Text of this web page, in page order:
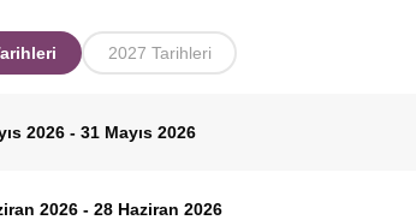
2027 Tarihleri
2026 - 31 Mayıs 2026
2026 - 28 Haziran 2026